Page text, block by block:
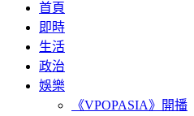
首頁
即時
生活
政治
娛樂
《VPOPASIA》開播